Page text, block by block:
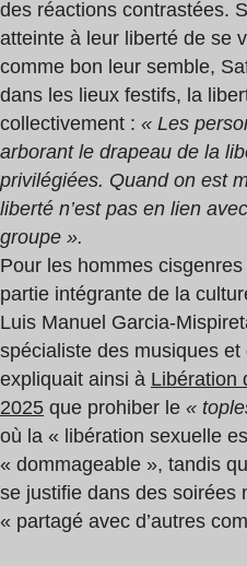
des réactions contrastées.
atteinte à leur liberté de
comme bon leur semble,
dans les lieux festifs, la
collectivement : « Les
arborant le drapeau de la
privilégiées. Quand on est
liberté n’est pas en lien
groupe ».
Pour les hommes
partie intégrante de la
Luis Manuel Garcia-
spécialiste des musiques
expliquait ainsi à Libération
2025 que prohiber le «
où la « libération sexuelle
« dommageable », tandis
se justifie dans des soirées
« partagé avec d’autres